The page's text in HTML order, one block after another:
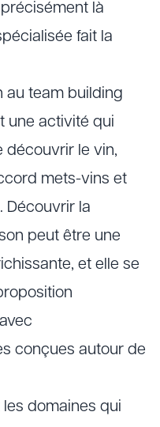
là
fait la
au team building
une activité qui
découvrir le vin,
mets-vins et
Découvrir la
peut être une
et elle se
conçues autour de
domaines qui